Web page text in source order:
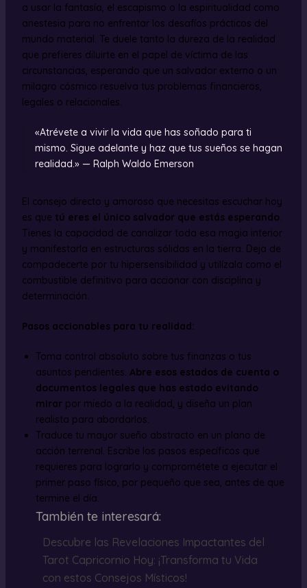
a usar la fantasía, el escapismo o la espiritualidad como
anestesia para no enfrentar los desafíos prácticos del
mundo material. Te duele tanto la dureza de la realidad
que prefieres diluirte en el papel de víctima de las
circunstancias, esperando que un salvador externo o un
milagro cósmico resuelva tus problemas financieros,
legales o relacionales.
«Atrévete a vivir la vida que has soñado para ti
mismo. Sigue adelante y haz que tus sueños se hagan
realidad.» — Ralph Waldo Emerson
El consejo directo y amoroso que necesitas escuchar hoy
es que tú eres el único salvador que estás esperando.
Tienes la capacidad de canalizar toda esa magia interior
y manifestarla en estructuras sólidas en la tierra. Deja de
compadecerte por tu hipersensibilidad y utilízala como el
combustible definitivo para accionar con disciplina y
determinación.
Pasos accionables para tu realidad:
Toma control absoluto sobre tus finanzas o tus
asuntos pendientes. Abre esos estados de cuenta o
documentos legales que has estado evitando
mirarpor miedo a la realidad, y diseña un plan
realista para abordarlos.
Traduce tu mayor sueño abstracto en un plano de
acción terrenal. Escribe los pasos específicos que
requieres para lograrlo y comprométete a ejecutar el
primer paso físico, por pequeño que sea, antes de que
termine el día.
También te interesará:
Descubre las Revelaciones Impactantes del
Tarot Capricornio Hoy: ¡Transforma tu Vida
con estos Consejos Místicos!